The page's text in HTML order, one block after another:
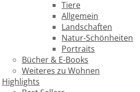
Tiere
Allgemein
Landschaften
Natur-Schönheiten
Portraits
Bücher & E-Books
Weiteres zu Wohnen
Highlights